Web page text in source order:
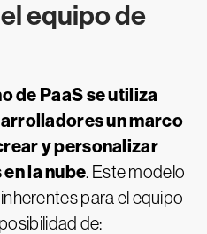
equipo de
de PaaS se utiliza
un marco
y personalizar
la nube. Este modelo
para el equipo
de: